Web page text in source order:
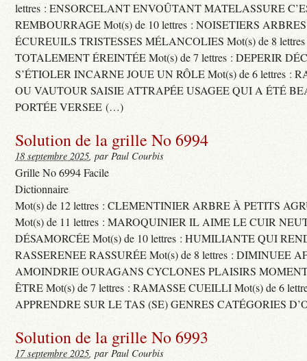
lettres : ENSORCELANT ENVOÛTANT MATELASSURE
REMBOURRAGE Mot(s) de 10 lettres : NOISETIERS
ÉCUREUILS TRISTESSES MÉLANCOLIES Mot(s) de 8
TOTALEMENT ÉREINTÉE Mot(s) de 7 lettres : DEPERIR
S’ÉTIOLER INCARNE JOUE UN RÔLE Mot(s) de 6 lettres :
OU VAUTOUR SAISIE ATTRAPÉE USAGEE QUI A ÉTÉ
PORTÉE VERSEE (…)
Solution de la grille No 6994
18 septembre 2025, par Paul Courbis
Grille No 6994 Facile
Dictionnaire
Mot(s) de 12 lettres : CLEMENTINIER ARBRE À PETITS
Mot(s) de 11 lettres : MAROQUINIER IL AIME LE CUIR
DÉSAMORCÉE Mot(s) de 10 lettres : HUMILIANTE QUI
RASSERENEE RASSURÉE Mot(s) de 8 lettres : DIMINUEE
AMOINDRIE OURAGANS CYCLONES PLAISIRS
ÊTRE Mot(s) de 7 lettres : RAMASSE CUEILLI Mot(s) de 6
APPRENDRE SUR LE TAS (SE) GENRES CATÉGORIES
Solution de la grille No 6993
17 septembre 2025, par Paul Courbis